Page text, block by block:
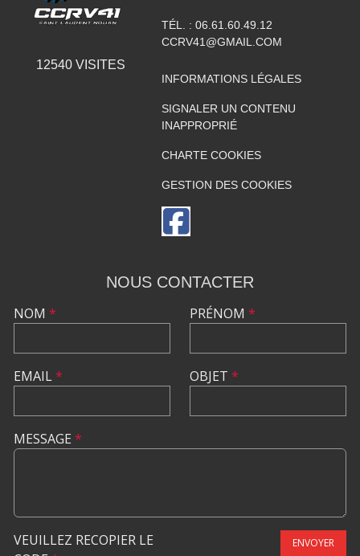
12540VISITES
TÉL. : 06.61.60.49.12
CCRV41@GMAIL.COM
INFORMATIONS LÉGALES
SIGNALER UN CONTENU
INAPPROPRIÉ
CHARTE COOKIES
GESTION DES COOKIES
NOUS CONTACTER
NOM *
EMAIL*
PRÉNOM *
OBJET *
MESSAGE *
VEUILLEZ RECOPIER LE
ENVOYER